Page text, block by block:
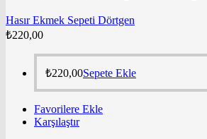
Hasır Ekmek Sepeti Dörtgen
₺220,00
₺220,00Sepete Ekle
Favorilere Ekle
Karşılaştır